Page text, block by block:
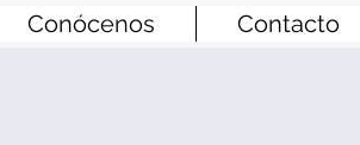
Conócenos Contacto